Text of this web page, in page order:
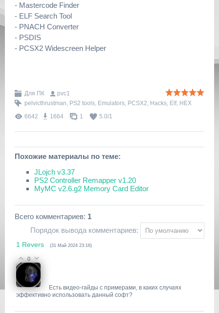
- Mastercode Finder
- ELF Search Tool
- PNACH Converter
- PSDIS
- PCSX2 Widescreen Helper
Для ПК
pvc1
pelvicthrustman, PS2 tools, Emulators, PCSX2, Hacks, Elf, HEX
6642
1664 1 5.0/1
Похожие материалы по теме:
JLojch v3.37
PS2 Controller Remapper v1.20
MyMC v2.6.g2 Memory Card Editor
Всего комментариев: 1
Порядок вывода комментариев:
1 Revers (31 Май 2024 23:16)
0
Есть видео-гайды с примерами, в каких случаях
эффективно использовать данный софт?